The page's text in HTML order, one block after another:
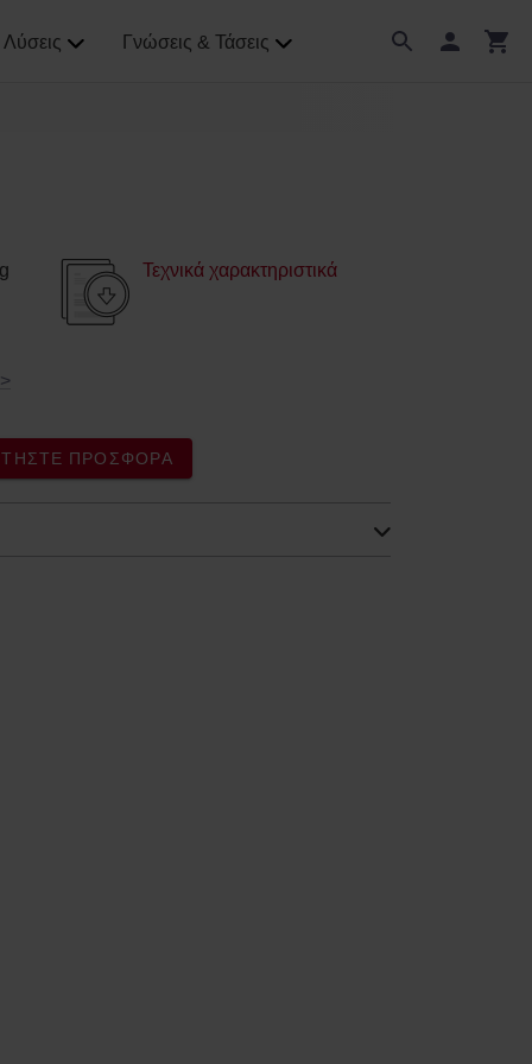
Λύσεις Γνώσεις & Τάσεις
Τεχνικά χαρακτηριστικά
>
ΠΡΟΣΦΟΡΆ